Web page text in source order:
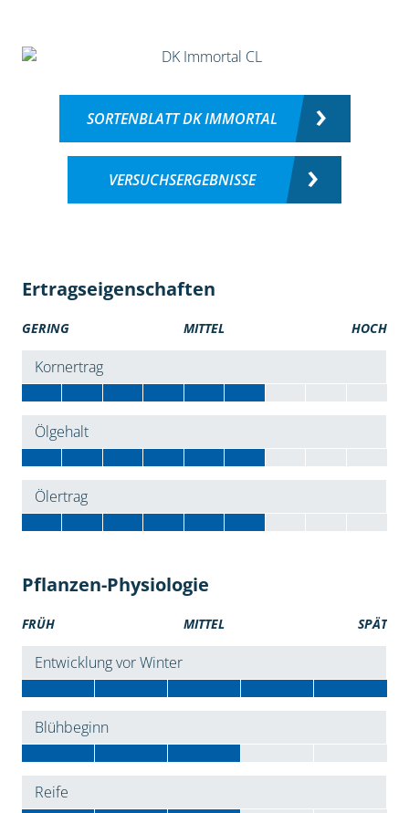
SORTENBLATT DK IMMORTAL
VERSUCHSERGEBNISSE
Ertragseigenschaften
GERING MITTEL HOCH
Kornertrag
Ölgehalt
Ölertrag
Pflanzen-Physiologie
FRÜH MITTEL SPÄT
Entwicklung vor Winter
Blühbeginn
Reife